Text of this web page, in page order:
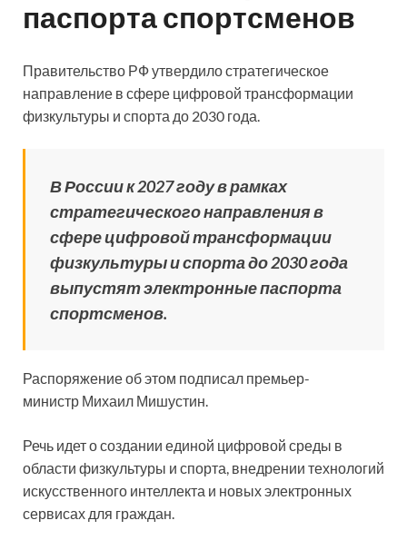
паспорта спортсменов
Правительство РФ утвердило стратегическое
направление в сфере цифровой трансформации
физкультуры и спорта до 2030 года.
В России к 2027 году в рамках
стратегического направления в
сфере цифровой трансформации
физкультуры и спорта до 2030 года
выпустят электронные паспорта
спортсменов.
Распоряжение об этом подписал премьер-
министр Михаил Мишустин.
Речь идет о создании единой цифровой среды в
области физкультуры и спорта, внедрении технологий
искусственного интеллекта и новых электронных
сервисах для граждан.